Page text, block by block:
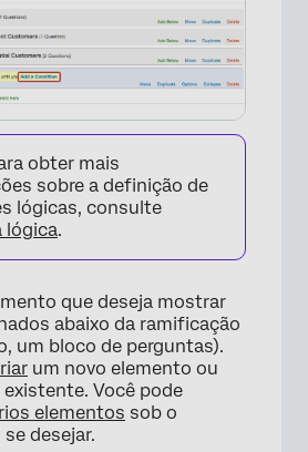
×
obter mais
sobre a definição de
lógicas, consulte
lógica.
que deseja mostrar
abaixo da ramificação
um bloco de perguntas).
um novo elemento ou
existente. Você pode
elementos sob o
desejar.